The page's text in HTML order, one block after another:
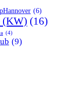
(6)
(KW) (16)
(4)
(9)